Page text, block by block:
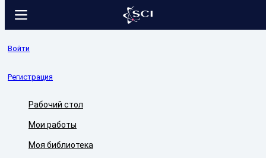
Войти
Регистрация
Рабочий стол
Мои работы
Моя библиотека